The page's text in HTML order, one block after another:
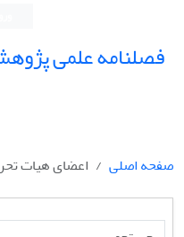
فصلنامه علمی
صفحه اصلی اعضای هیات